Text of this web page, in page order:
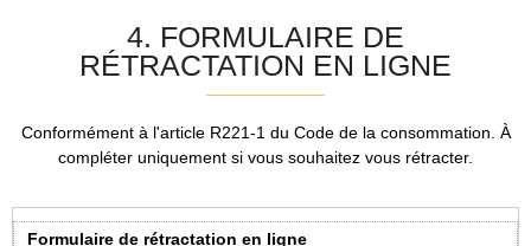
4. FORMULAIRE DE
RÉTRACTATION EN LIGNE
Conformément à l'article R221-1 du Code de la consommation. À
compléter uniquement si vous souhaitez vous rétracter.
Formulaire de rétractation en ligne